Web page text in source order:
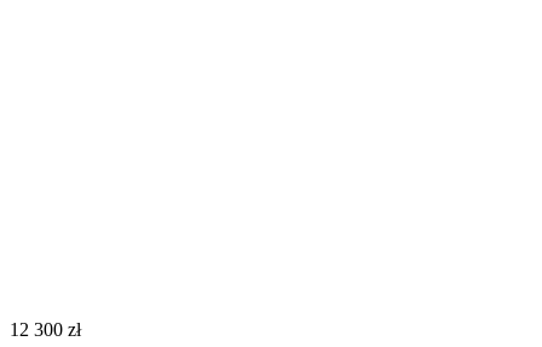
‍12 300‍ zł